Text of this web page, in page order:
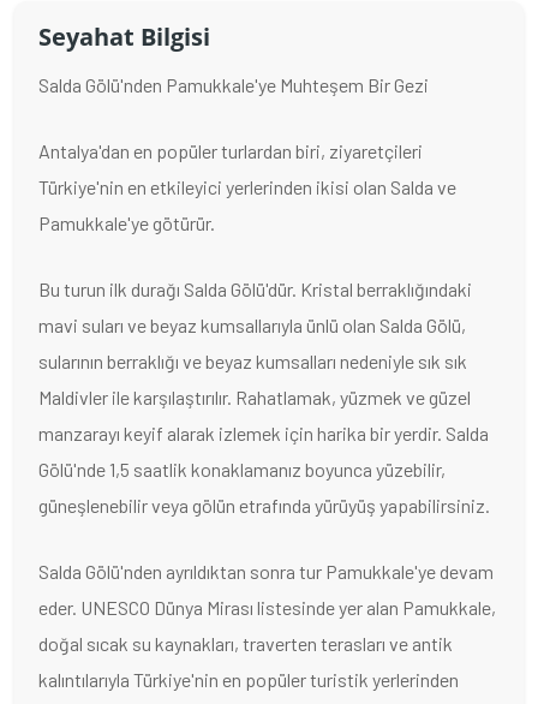
Seyahat Bilgisi
Salda Gölü'nden Pamukkale'ye Muhteşem Bir Gezi
Antalya'dan en popüler turlardan biri, ziyaretçileri
Türkiye'nin en etkileyici yerlerinden ikisi olan Salda ve
Pamukkale'ye götürür.
Bu turun ilk durağı Salda Gölü'dür. Kristal berraklığındaki
mavi suları ve beyaz kumsallarıyla ünlü olan Salda Gölü,
sularının berraklığı ve beyaz kumsalları nedeniyle sık sık
Maldivler ile karşılaştırılır. Rahatlamak, yüzmek ve güzel
manzarayı keyif alarak izlemek için harika bir yerdir. Salda
Gölü'nde 1,5 saatlik konaklamanız boyunca yüzebilir,
güneşlenebilir veya gölün etrafında yürüyüş yapabilirsiniz.
Salda Gölü'nden ayrıldıktan sonra tur Pamukkale'ye devam
eder. UNESCO Dünya Mirası listesinde yer alan Pamukkale,
doğal sıcak su kaynakları, traverten terasları ve antik
kalıntılarıyla Türkiye'nin en popüler turistik yerlerinden